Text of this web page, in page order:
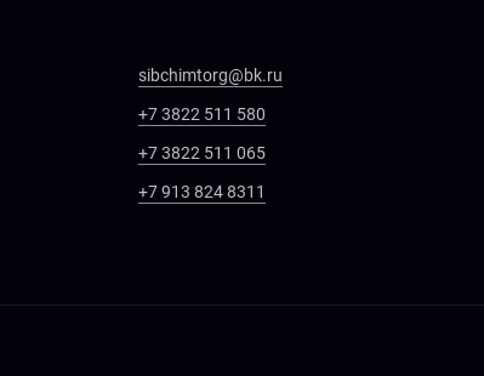
sibchimtorg@bk.ru
+7 3822 511 580
+7 3822 511 065
+7 913 824 8311